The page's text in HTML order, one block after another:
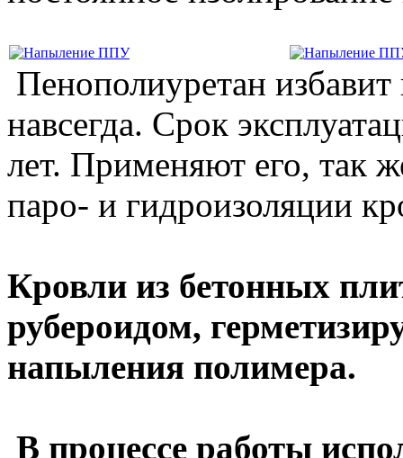
Пенополиуретан
навсегда. Срок
лет. Применяют его, так
паро- и гидроизоляции
Кровли из бетонных
рубероидом,
напыления полимера.
В процессе работы